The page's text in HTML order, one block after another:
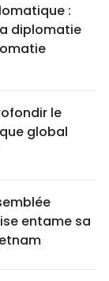
:
diplomatie
le
global
entame sa